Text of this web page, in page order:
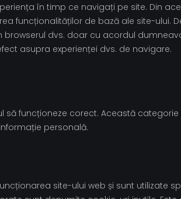
în timp ce navigați pe site. Din
funcționalităților de bază ale site-ului.
dvs. doar cu acordul
asupra experienței dvs. de navigare.
funcționeze corect. Această
personală.
site-ului web și sunt utilizate